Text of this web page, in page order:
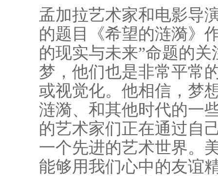
孟加拉艺术家和电影导
的题目《希望的涟漪》
的现实与未来”命题的
梦，他们也是非常平常
或视觉化。他相信，梦
涟漪、和其他时代的一
的艺术家们正在通过自
一个先进的艺术世界。
能够用我们心中的友谊